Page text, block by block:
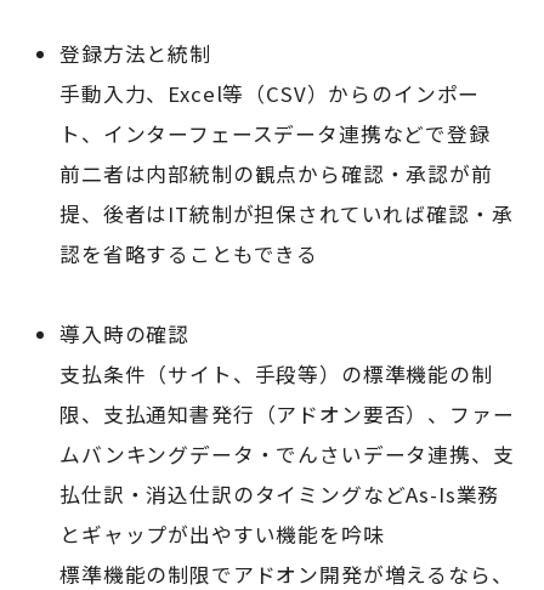
登録方法と統制
手動入力、Excel等（CSV）からのインポー
ト、インターフェースデータ連携などで登録
前二者は内部統制の観点から確認・承認が前
提、後者はIT統制が担保されていれば確認・承
認を省略することもできる
導入時の確認
支払条件（サイト、手段等）の標準機能の制
限、支払通知書発行（アドオン要否）、ファー
ムバンキングデータ・でんさいデータ連携、支
払仕訳・消込仕訳のタイミングなどAs-Is業務
とギャップが出やすい機能を吟味
標準機能の制限でアドオン開発が増えるなら、